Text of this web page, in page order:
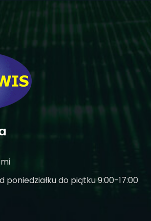
poniedziałku do piątku 9:00-17:00